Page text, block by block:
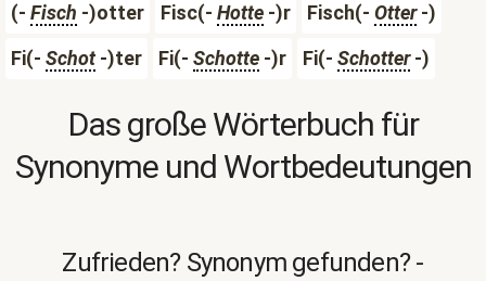
(- Fisch -)otter Fisc(- Hotte -)r Fisch(- Otter-)
Fi(- Schot-)ter Fi(- Schotte -)r Fi(- Schotter-)
Das große Wörterbuch für
Synonyme und Wortbedeutungen
Zufrieden? Synonym gefunden? -